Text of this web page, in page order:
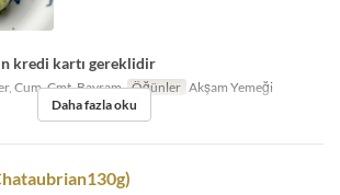
kredi kartı gereklidir
Cum, Cmt, Bayram Öğünler Akşam Yemeği
Daha fazla oku